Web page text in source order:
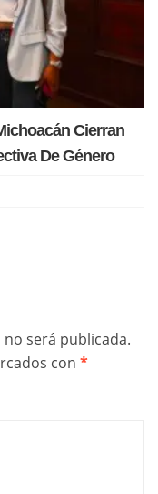
Cierran
De Género
será publicada.
con *